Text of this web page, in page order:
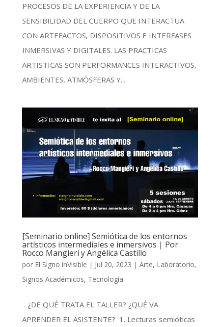
PROCESOS DE LA EXPERIENCIA Y DE LA
SENSIBILIDAD DEL CUERPO QUE INTERACTUA
CON ARTEFACTOS, DISPOSITIVOS E INTERFASES
INMERSIVAS Y DIGITALES. LAS PRACTICAS
ARTISTICAS SON PERFORMANCES INTERACTIVOS,
AMBIENTES, ATMÓSFERAS Y...
[Seminario online] Semiótica de los entornos
artísticos intermediales e inmersivos | Por
Rocco Mangieri y Angélica Castillo
por El Signo inVisible | Jul 20, 2023 | Arte, Laboratorio,
Signos Académicos, Tecnología
. ¿DE QUÉ TRATA EL TALLER? ¿QUÉ VA
APRENDER EL ASISTENTE? 1. Lecturas semióticas